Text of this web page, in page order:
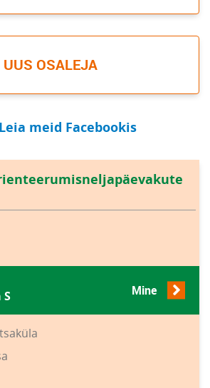
UUS OSALEJA
Leia meid Facebookis
S Mine